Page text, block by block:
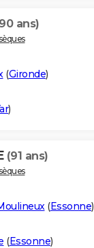
ans)
(Gironde)
)
(91 ans)
(Essonne)
(Essonne)